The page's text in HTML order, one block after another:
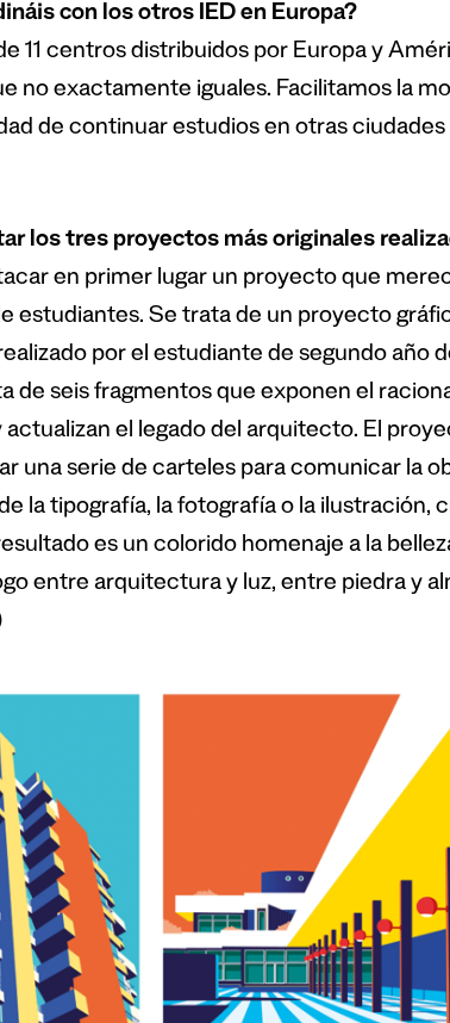
con los otros IED en Europa?
11 centros distribuidos por Europa y
no exactamente iguales. Facilitamos la
de continuar estudios en otras
los tres proyectos más originales
en primer lugar un proyecto que
estudiantes. Se trata de un proyecto
por el estudiante de segundo año
de seis fragmentos que exponen el
el legado del arquitecto. El
una serie de carteles para comunicar la
la tipografía, la fotografía o la ilustración,
es un colorido homenaje a la
entre arquitectura y luz, entre piedra y